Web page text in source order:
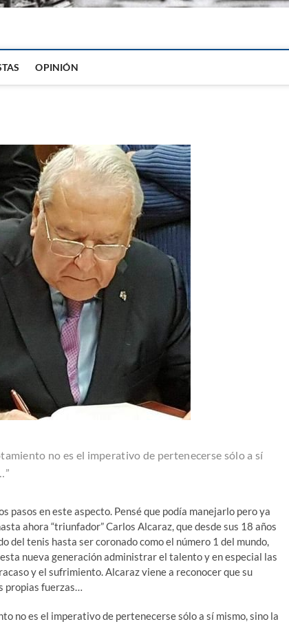
OPINIÓN
no es el imperativo de pertenecerse sólo a sí
pasos en este aspecto. Pensé que podía manejarlo pero ya
ahora “triunfador” Carlos Alcaraz, que desde sus 18 años
del tenis hasta ser coronado como el número 1 del mundo,
nueva generación administrar el talento y en especial las
y el sufrimiento. Alcaraz viene a reconocer que su
propias fuerzas…
no es el imperativo de pertenecerse sólo a sí mismo, sino la